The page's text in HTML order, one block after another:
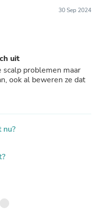
30 Sep 2024
uit
problemen maar
ook al beweren ze dat
nu?